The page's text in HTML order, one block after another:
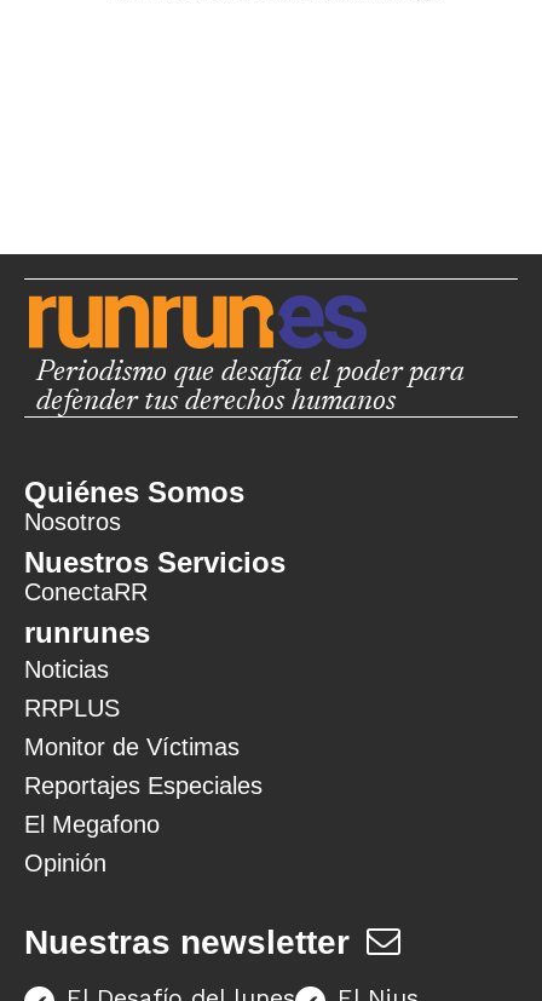
Periodismo que desafía el poder para
defender tus derechos humanos
Quiénes Somos
Nosotros
Nuestros Servicios
ConectaRR
runrunes
Noticias
RRPLUS
Monitor de Víctimas
Reportajes Especiales
El Megafono
Opinión
Nuestras newsletter